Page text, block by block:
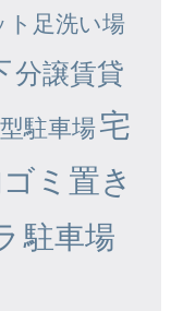
ト足洗い場
分譲賃貸
駐車場宅
ミ置き
駐車場